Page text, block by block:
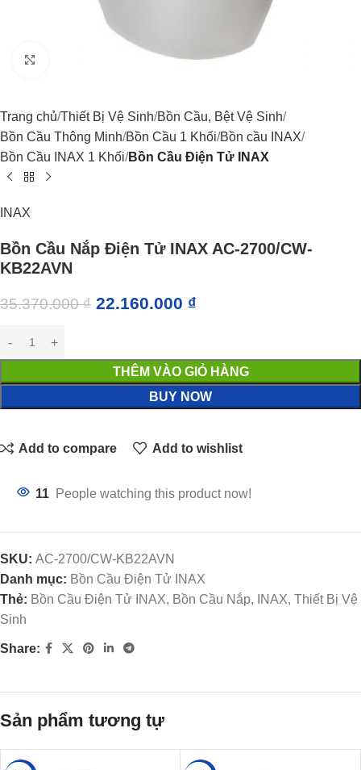
Trang chủ Thiết Bị Vệ Sinh Bồn Cầu, Bệt Vệ Sinh
Bồn Cầu Thông Minh Bồn Cầu 1 Khối Bồn cầu INAX
Bồn Cầu INAX 1 Khối Bồn Cầu Điện Tử INAX
INAX
Bồn Cầu Nắp Điện Tử INAX AC-2700/CW-
KB22AVN
35.370.000₫ 22.160.000 ₫
THÊM VÀO GIỎ HÀNG
BUY NOW
Add to compare Add to wishlist
11 People watching this product now!
SKU: AC-2700/CW-KB22AVN
Danh mục: Bồn Cầu Điện Tử INAX
Thẻ: Bồn Cầu Điện Tử INAX, Bồn Cầu Nắp, INAX, Thiết Bị Vệ
Sinh
Share:
Sản phẩm tương tự